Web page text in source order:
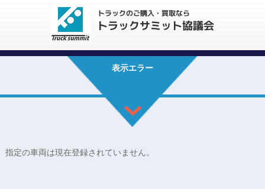
表示エラー
指定の車両は現在登録されていません。